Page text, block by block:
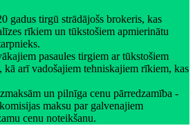
gadus tirgū strādājošs brokeris, kas
rīkiem un tūkstošiem apmierinātu
pasaules tirgiem ar tūkstošiem
kā arī vadošajiem tehniskajiem rīkiem, kas
un pilnīga cenu pārredzamība -
maksu par galvenajiem
cenu noteikšanu.